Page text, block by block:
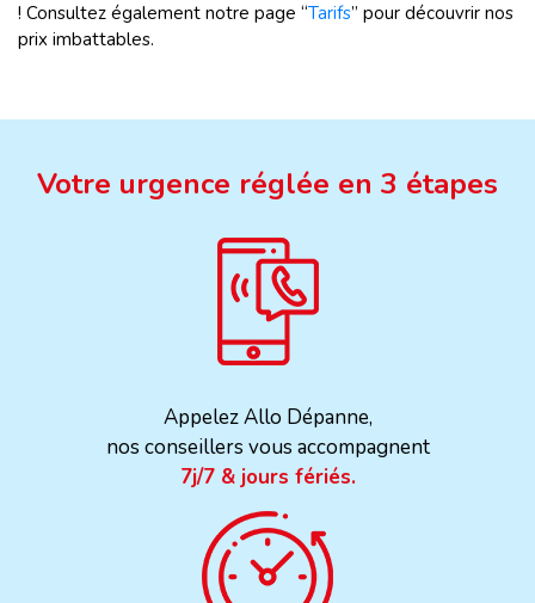
! Consultez également notre page “Tarifs” pour découvrir nos
prix imbattables.
Votre urgence réglée en 3 étapes
Appelez Allo Dépanne,
nos conseillers vous accompagnent
7j/7 & jours fériés.